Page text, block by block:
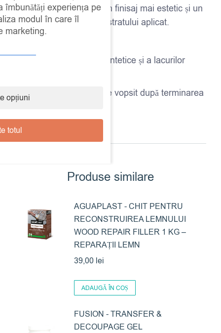
o aplicare mai ușoară, un finisaj mai estetic și un
control mai bun asupra stratului aplicat.
Diluarea emailurilor sintetice și a lacurilor
Curățarea uneltelor de vopsit după terminarea
Produse similare
AGUAPLAST - CHIT PENTRU
RECONSTRUIREA LEMNULUI
WOOD REPAIR FILLER 1 KG –
REPARAȚII LEMN
39,00 lei
ADAUGĂ ÎN COȘ
FUSION - TRANSFER &
DECOUPAGE GEL
îmbunătăți experiența pe
modul în care îl
marketing.
opțiuni
totul